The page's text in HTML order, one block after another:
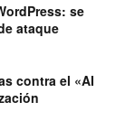
se
ataque
contra el «AI